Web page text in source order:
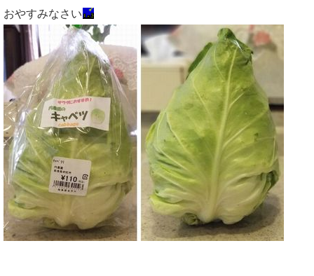
おやすみなさい